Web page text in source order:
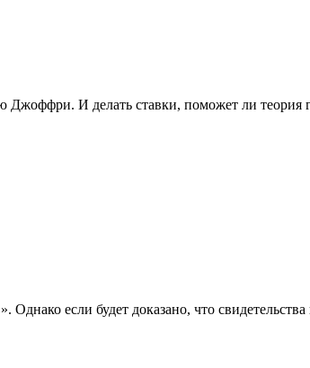
Джоффри. И делать ставки, поможет ли
Однако если будет доказано, что